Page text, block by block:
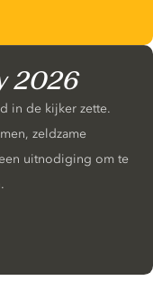
2026
in de kijker zette.
zeldzame
uitnodiging om te